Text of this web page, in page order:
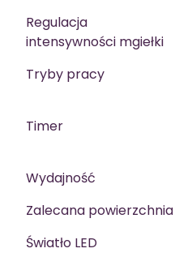
Regulacja
intensywności mgiełki
Tryby pracy
Timer
Wydajność
Zalecana powierzchnia
Światło LED